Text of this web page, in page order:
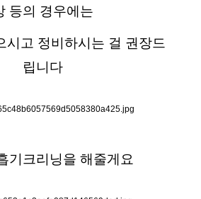
등의 경우에는
시고 정비하시는 걸 권장드
립니다
기크리닝을 해줄게요